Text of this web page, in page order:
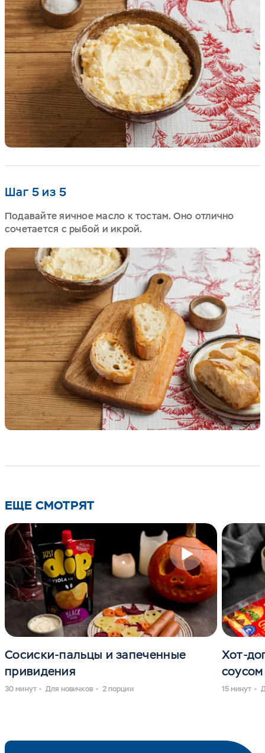
Шаг 5 из 5
Подавайте яичное масло к тостам. Оно отлично
сочетается с рыбой и икрой.
ЕЩЕ СМОТРЯТ
Сосиски-пальцы и запеченные
привидения
30 минут Для новичков 2 порции
Хот-
соусом
15 минут